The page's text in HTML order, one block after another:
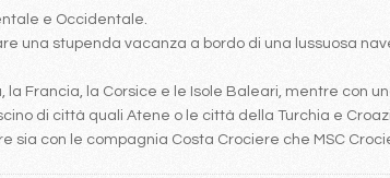
e Occidentale.
una stupenda vacanza a bordo di una lussuosa
Francia, la Corsice e le Isole Baleari, mentre con
di città quali Atene o le città della Turchia e
con le compagnia Costa Crociere che MSC